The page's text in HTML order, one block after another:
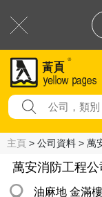
主頁 > 公司資料 > 萬
萬安消防工程公
油麻地 金滿樓